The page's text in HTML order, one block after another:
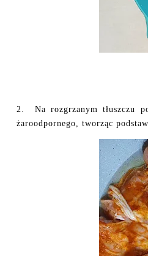
2. Na rozgrzanym tłuszczu
żaroodpornego, tworząc